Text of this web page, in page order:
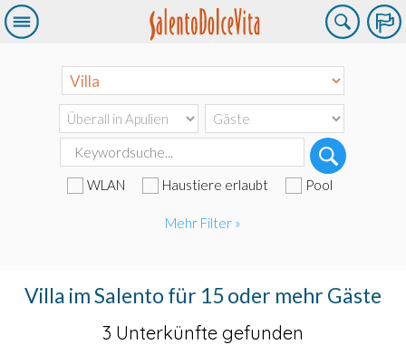
WLAN Haustiere erlaubt Pool
Mehr Filter »
Villa im Salento für 15 oder mehr Gäste
3 Unterkünfte gefunden